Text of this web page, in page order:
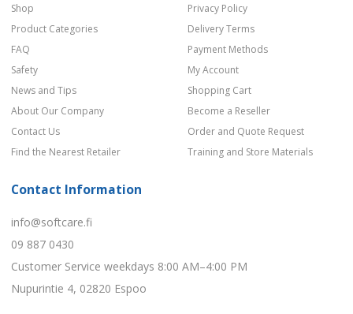
Shop
Product Categories
FAQ
Safety
News and Tips
About Our Company
Contact Us
Find the Nearest Retailer
Privacy Policy
Delivery Terms
Payment Methods
My Account
Shopping Cart
Become a Reseller
Order and Quote Request
Training and Store Materials
Contact Information
info@softcare.fi
09 887 0430
Customer Service weekdays 8:00 AM–4:00 PM
Nupurintie 4, 02820 Espoo